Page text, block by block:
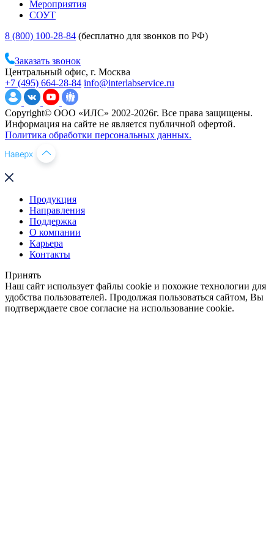
Мероприятия
СОУТ
8 (800) 100-28-84 (бесплатно для звонков по РФ)
Заказать звонок
Центральный офис, г. Москва
+7 (495) 664-28-84 info@interlabservice.ru
Copyright© ООО «ИЛС» 2002-2026г. Все права защищены.
Информация на сайте не является публичной офертой.
Политика обработки персональных данных.
Продукция
Направления
Поддержка
О компании
Карьера
Контакты
Принять
Наш сайт использует файлы cookie и похожие технологии для
удобства пользователей. Продолжая пользоваться сайтом, Вы
подтверждаете свое согласие на использование cookie.